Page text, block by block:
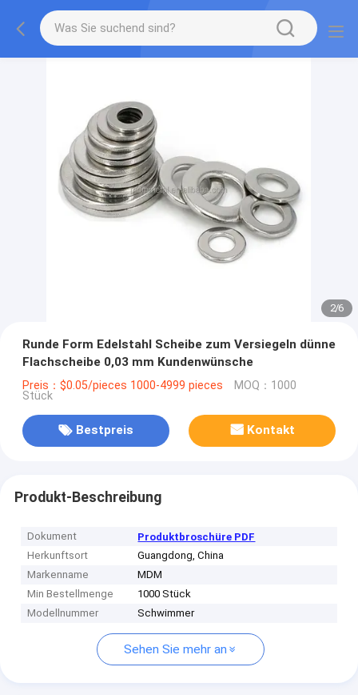
2/6
Runde Form Edelstahl Scheibe zum Versiegeln dünne
Flachscheibe 0,03 mm Kundenwünsche
Preis：$0.05/pieces 1000-4999 pieces MOQ：1000
Stück
Bestpreis Kontakt
Produkt-Beschreibung
Dokument
Produktbroschüre PDF
Herkunftsort
Guangdong, China
Markenname
MDM
Min Bestellmenge
1000 Stück
Modellnummer
Schwimmer
Sehen Sie mehr an